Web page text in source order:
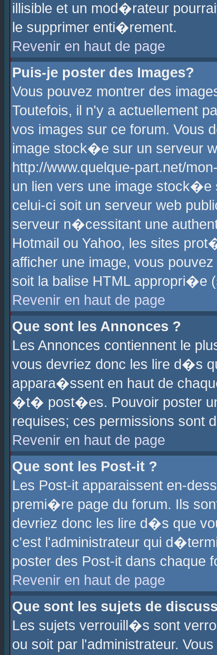
illisible et un mod�rateur
le supprimer enti�rement.
Revenir en haut de page
Puis-je poster des Images?
Vous pouvez montrer des
Toutefois, il n'y a actuellement
vos images sur ce forum. Vous
image stock�e sur un serveur
http://www.quelque-part.net/
un lien vers une image
celui-ci soit un serveur web
serveur n�cessitant une
Hotmail ou Yahoo, les sites
afficher une image, vous
soit la balise HTML
Revenir en haut de page
Que sont les Annonces ?
Les Annonces contiennent le
vous devriez donc les lire d�s
appara�ssent en haut de
�t� post�es. Pouvoir poster
requises; ces permissions sont
Revenir en haut de page
Que sont les Post-it ?
Les Post-it apparaissent en-
premi�re page du forum. Ils
devriez donc les lire d�s que
c'est l'administrateur qui
poster des Post-it dans chaque
Revenir en haut de page
Que sont les sujets de
Les sujets verrouill�s sont
ou soit par l'administrateur.